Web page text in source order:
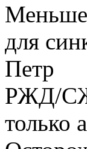
Меньше
для
Петр
РЖД/
только